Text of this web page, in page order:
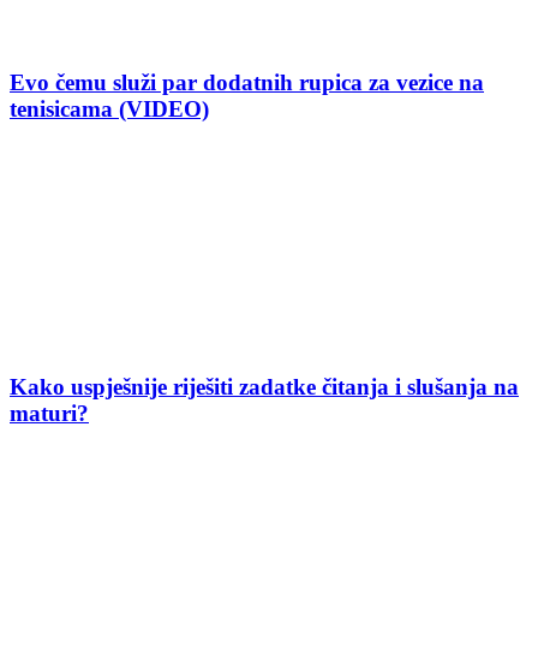
Evo čemu služi par dodatnih rupica za vezice na
tenisicama (VIDEO)
Kako uspješnije riješiti zadatke čitanja i slušanja na
maturi?